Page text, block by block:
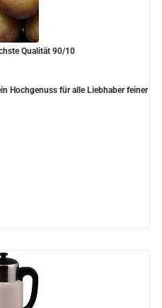
Qualität 90/10
Hochgenuss für alle Liebhaber feiner